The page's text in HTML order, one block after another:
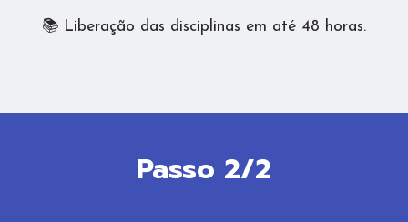
📚 Liberação das disciplinas em até 48 horas.
Passo 2/2